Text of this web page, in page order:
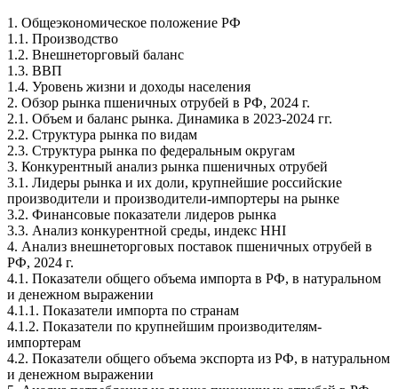
1. Общеэкономическое положение РФ
1.1. Производство
1.2. Внешнеторговый баланс
1.3. ВВП
1.4. Уровень жизни и доходы населения
2. Обзор рынка пшеничных отрубей в РФ, 2024 г.
2.1. Объем и баланс рынка. Динамика в 2023-2024 гг.
2.2. Структура рынка по видам
2.3. Структура рынка по федеральным округам
3. Конкурентный анализ рынка пшеничных отрубей
3.1. Лидеры рынка и их доли, крупнейшие российские
производители и производители-импортеры на рынке
3.2. Финансовые показатели лидеров рынка
3.3. Анализ конкурентной среды, индекс HHI
4. Анализ внешнеторговых поставок пшеничных отрубей в
РФ, 2024 г.
4.1. Показатели общего объема импорта в РФ, в натуральном
и денежном выражении
4.1.1. Показатели импорта по странам
4.1.2. Показатели по крупнейшим производителям-
импортерам
4.2. Показатели общего объема экспорта из РФ, в натуральном
и денежном выражении